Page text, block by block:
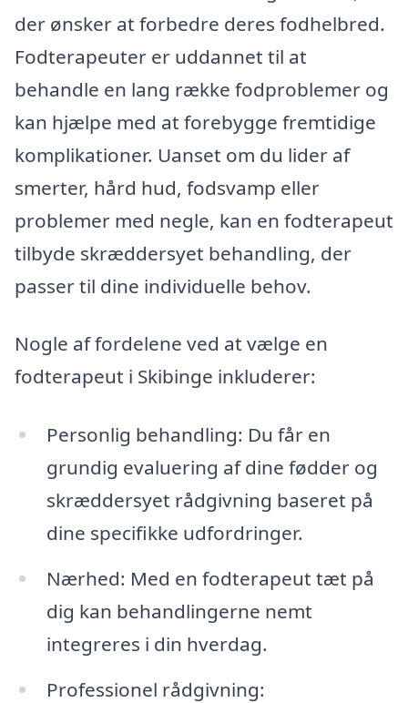
der ønsker at forbedre deres fodhelbred.
Fodterapeuter er uddannet til at
behandle en lang række fodproblemer og
kan hjælpe med at forebygge fremtidige
komplikationer. Uanset om du lider af
smerter, hård hud, fodsvamp eller
problemer med negle, kan en fodterapeut
tilbyde skræddersyet behandling, der
passer til dine individuelle behov.
Nogle af fordelene ved at vælge en
fodterapeut i Skibinge inkluderer:
Personlig behandling: Du får en
grundig evaluering af dine fødder og
skræddersyet rådgivning baseret på
dine specifikke udfordringer.
Nærhed: Med en fodterapeut tæt på
dig kan behandlingerne nemt
integreres i din hverdag.
Professionel rådgivning: